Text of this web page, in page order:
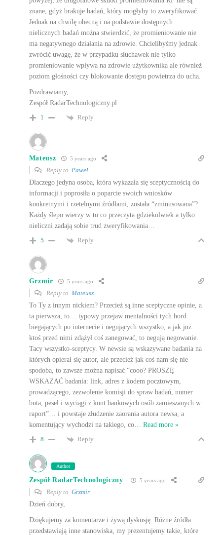
znane, gdyż brakuje badań, który mogłyby to zweryfikować.
Jednak na chwilę obecną i na podstawie dostępnych
nielicznych badań można stwierdzić, że promieniowanie nie
ma negatywnego działania na zdrowie. Chcielibyśmy jednak
zwrócić uwagę, że w przypadku słuchawek nie tylko
promieniowanie wpływa na zdrowie użytkownika ale również
poziom głośności czy blokowanie dostępu powietrza do ucha.
Pozdrawiamy,
Zespół RadarTechnologiczny.pl
1
Reply
Mateusz 5 years ago
Reply to Paweł
Dlaczego jedyna osoba, która wykazała się sceptycznością do
informacji i poprosiła o poparcie swoich wniosków
konkretnymi i rzetelnymi źródłami, została “zminusowana”?
Każdy ślepo wierzy w to co przeczyta gdziekolwiek a tylko
nieliczni zadają sobie trud zweryfikowania…
5
Reply
Grzmir 5 years ago
Reply to Mateusz
To Ty z innym nickiem? Przecież są inne sceptyczne opinie, a
ta pierwsza, to… typowy przejaw mentalności tych hord
biegających po internecie i negujących wszystko, a jak już
ktoś przed nimi zdążył coś zanegować, to negują negowanie.
Tacy wszystko-sceptycy. W newsie są wskazywane badania na
których opierał się autor, ale przecież jak coś nam się nie
spodoba, to zawsze można napisać “cooo? PROSZĘ
WSKAZAĆ badania: link, adres z kodem pocztowym,
prowadzącego, zezwolenie komisji do spraw badań, numer
buta, pesel i wyciągi z kont bankowych osób zamieszanych w
raport”… i powstaje złudzenie zaorania autora newsa, a
komentujący wychodzi na takiego, co… Read more »
8
Reply
Author
Zespół RadarTechnologiczny 5 years ago
Reply to Grzmir
Dzień dobry,
Dziękujemy za komentarze i żywą dyskusję. Różne źródła
przedstawiają inne stanowiska, my prezentujemy takie, które